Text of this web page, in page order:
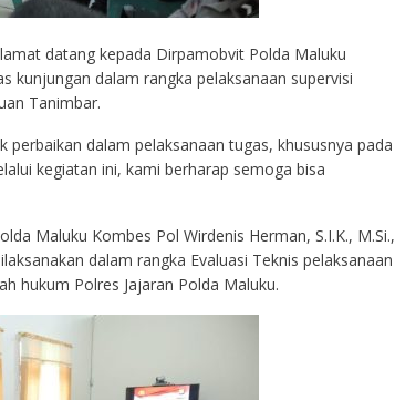
datang kepada Dirpamobvit Polda Maluku
kunjungan dalam rangka pelaksanaan supervisi
Tanimbar.
dalam pelaksanaan tugas, khususnya pada
kegiatan ini, kami berharap semoga bisa
Maluku Kombes Pol Wirdenis Herman, S.I.K., M.Si.,
dalam rangka Evaluasi Teknis pelaksanaan
hukum Polres Jajaran Polda Maluku.